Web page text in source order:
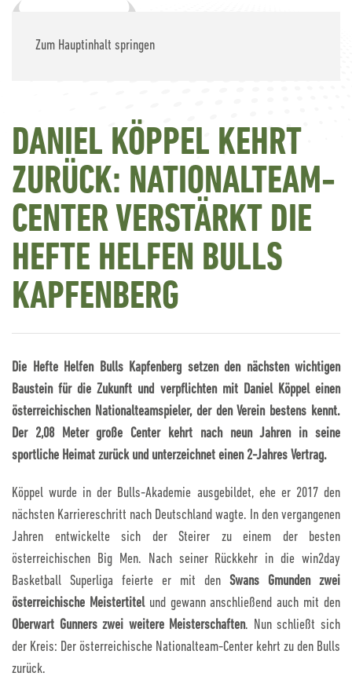
Zum Hauptinhalt springen
DANIEL KÖPPEL KEHRT
ZURÜCK: NATIONALTEAM-
CENTER VERSTÄRKT DIE
HEFTE HELFEN BULLS
KAPFENBERG
Die Hefte Helfen Bulls Kapfenberg setzen den nächsten wichtigen
Baustein für die Zukunft und verpflichten mit Daniel Köppel einen
österreichischen Nationalteamspieler, der den Verein bestens kennt.
Der 2,08 Meter große Center kehrt nach neun Jahren in seine
sportliche Heimat zurück und unterzeichnet einen 2-Jahres Vertrag.
Köppel wurde in der Bulls-Akademie ausgebildet, ehe er 2017 den
nächsten Karriereschritt nach Deutschland wagte. In den vergangenen
Jahren entwickelte sich der Steirer zu einem der besten
österreichischen Big Men. Nach seiner Rückkehr in die win2day
Basketball Superliga feierte er mit den Swans Gmunden zwei
österreichische Meistertitelund gewann anschließend auch mit den
Oberwart Gunners zwei weitere Meisterschaften. Nun schließt sich
der Kreis: Der österreichische Nationalteam-Center kehrt zu den Bulls
zurück.